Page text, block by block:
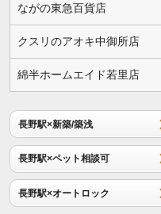
ながの東急百貨店
クスリのアオキ中御所店
綿半ホームエイド若里店
長野駅×新築/築浅
長野駅×ペット相談可
長野駅×オートロック